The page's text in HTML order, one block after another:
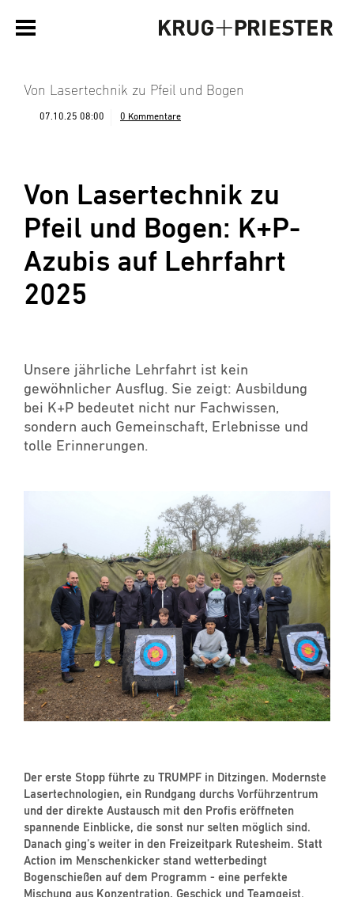
Von Lasertechnik zu Pfeil und Bogen
07.10.25 08:00 0 Kommentare
Von Lasertechnik zu
Pfeil und Bogen: K+P-
Azubis auf Lehrfahrt
2025
Unsere jährliche Lehrfahrt ist kein
gewöhnlicher Ausflug. Sie zeigt: Ausbildung
bei K+P bedeutet nicht nur Fachwissen,
sondern auch Gemeinschaft, Erlebnisse und
tolle Erinnerungen.
Der erste Stopp führte zu TRUMPF in Ditzingen. Modernste
Lasertechnologien, ein Rundgang durchs Vorführzentrum
und der direkte Austausch mit den Profis eröffneten
spannende Einblicke, die sonst nur selten möglich sind.
Danach ging’s weiter in den Freizeitpark Rutesheim. Statt
Action im Menschenkicker stand wetterbedingt
Bogenschießen auf dem Programm - eine perfekte
Mischung aus Konzentration, Geschick und Teamgeist.